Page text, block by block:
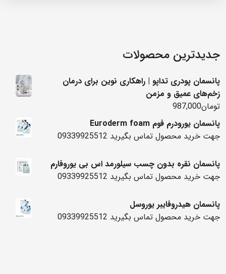
جدیدترین محصولات
پانسمان پودری تداپو | راهکاری نوین برای درمان
زخم‌های عمیق و مزمن
تومان987,000
پانسمان یورودرم فوم Euroderm foam
جهت خرید محصول تماس بگیرید 09339925512
پانسمان نقره بدون چسب سیلورمد اس بی یوروفارم
جهت خرید محصول تماس بگیرید 09339925512
پانسمان هیدروفایبر یوروسل
جهت خرید محصول تماس بگیرید 09339925512